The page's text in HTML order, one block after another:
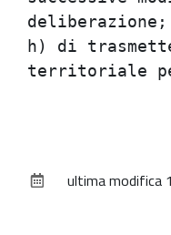
documentoultima modifica